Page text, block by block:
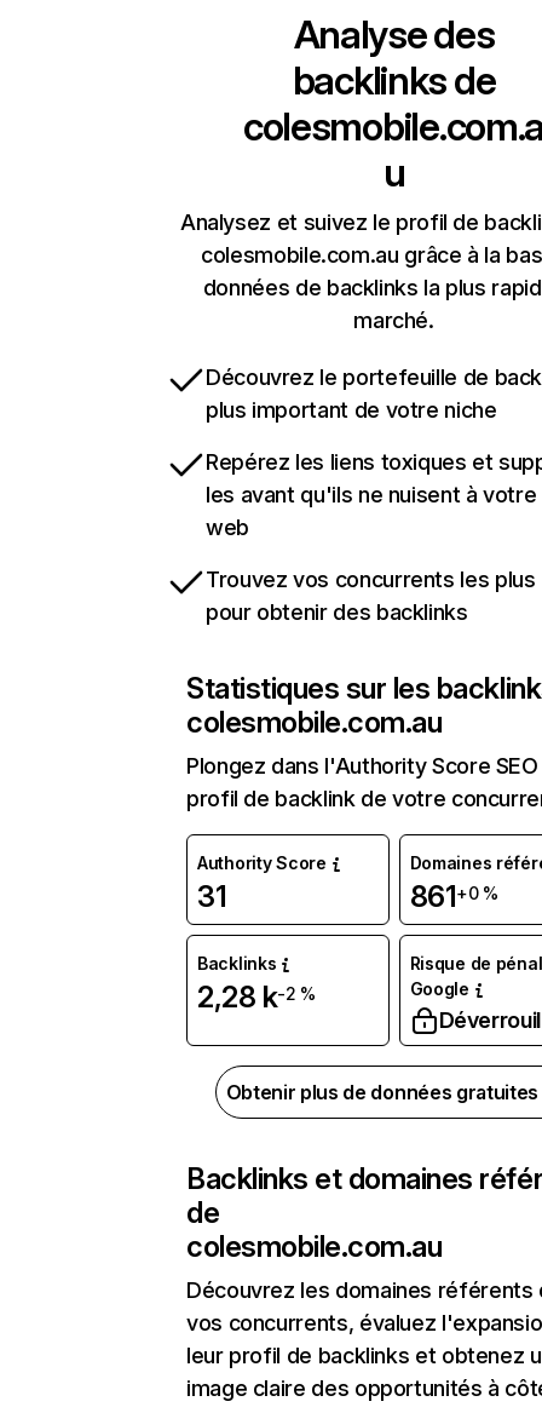
Analyse des
backlinks de
u
Analysez et suivez le profil de
colesmobile.com.au grâce à la
données de backlinks la plus
marché.
Découvrez le portefeuille de
plus important de votre niche
Repérez les liens toxiques et
les avant qu'ils ne nuisent à
web
Trouvez vos concurrents les
pour obtenir des backlinks
Statistiques sur les
colesmobile.com.au
Plongez dans l'Authority Score
profil de backlink de votre
Authority Score
31
Domaines
861+0 %
Backlinks
2,28 k-2 %
Risque de
Google
Obtenir plus de données
Backlinks et domaines
de
colesmobile.com.au
Découvrez les domaines référents
vos concurrents, évaluez
leur profil de backlinks et obtenez
image claire des opportunités à